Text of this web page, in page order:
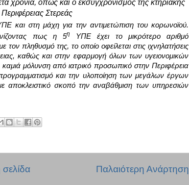
χρόνια, όπως και ο εκσυγχρονισμός της κτηριακής
Στερεάς
και στη μάχη για την αντιμετώπιση τουκορωνοϊού.
πως η 5η
ΥΠΕ έχει το μικρότερο αριθμό
τον πληθυσμό της, το οποίο οφείλεται στις ιχνηλατήσεις
καθώς και στην εφαρμογή όλων των υγειονομικών
μόλυνση από ιατρικό προσωπικό στην Περιφέρεια
καιτην υλοποίηση των μεγάλων έργων
αποκλειστικό σκοπό την αναβάθμιση των υπηρεσιών
Παλαιότερη Ανάρτηση